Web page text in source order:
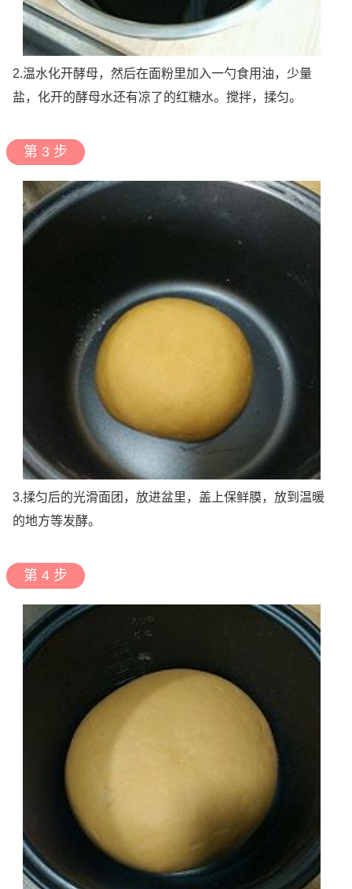
2.温水化开酵母，然后在面粉里加入一勺食用油，少量
盐，化开的酵母水还有凉了的红糖水。搅拌，揉匀。
第 3 步
3.揉匀后的光滑面团，放进盆里，盖上保鲜膜，放到温暖
的地方等发酵。
第 4 步